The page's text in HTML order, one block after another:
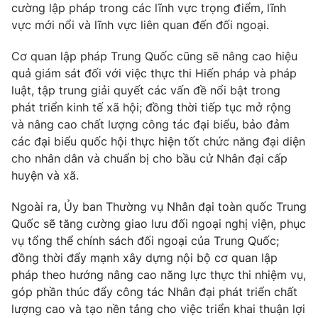
cường lập pháp trong các lĩnh vực trọng điểm, lĩnh
vực mới nổi và lĩnh vực liên quan đến đối ngoại.
Cơ quan lập pháp Trung Quốc cũng sẽ nâng cao hiệu
quả giám sát đối với việc thực thi Hiến pháp và pháp
luật, tập trung giải quyết các vấn đề nổi bật trong
phát triển kinh tế xã hội; đồng thời tiếp tục mở rộng
và nâng cao chất lượng công tác đại biểu, bảo đảm
các đại biểu quốc hội thực hiện tốt chức năng đại diện
cho nhân dân và chuẩn bị cho bầu cử Nhân đại cấp
huyện và xã.
Ngoài ra, Ủy ban Thường vụ Nhân đại toàn quốc Trung
Quốc sẽ tăng cường giao lưu đối ngoại nghị viện, phục
vụ tổng thể chính sách đối ngoại của Trung Quốc;
đồng thời đẩy mạnh xây dựng nội bộ cơ quan lập
pháp theo hướng nâng cao năng lực thực thi nhiệm vụ,
góp phần thúc đẩy công tác Nhân đại phát triển chất
lượng cao và tạo nền tảng cho việc triển khai thuận lợi